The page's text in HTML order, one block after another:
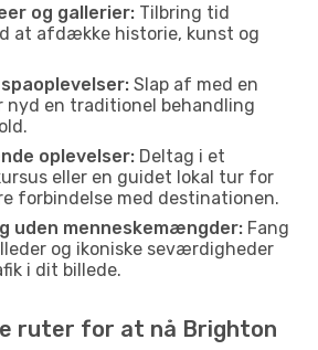
og gallerier: Tilbring tid
at afdække historie, kunst og
Slap af med en
nyd en traditionel behandling
oplevelser: Deltag i et
eller en guidet lokal tur for
forbindelse med destinationen.
uden menneskemængder: Fang
og ikoniske seværdigheder
i dit billede.
ruter for at nå Brighton